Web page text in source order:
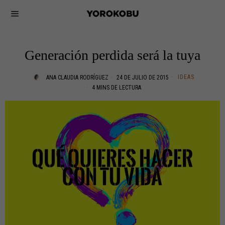
Generación perdida será la tuya
ANA CLAUDIA RODRÍGUEZ 24 DE JULIO DE 2015
IDEAS
4 MINS DE LECTURA